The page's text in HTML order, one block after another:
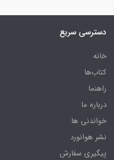
دسترسی سریع
خانه
کتاب‌ها
راهنما
درباره ما
خواندنی ها
نشر هوانورد
پیگیری سفارش